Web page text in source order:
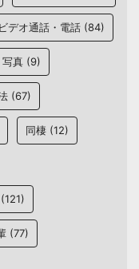
デオ通話・電話 (84)
写真 (9)
(67)
同棲 (12)
(121)
(77)